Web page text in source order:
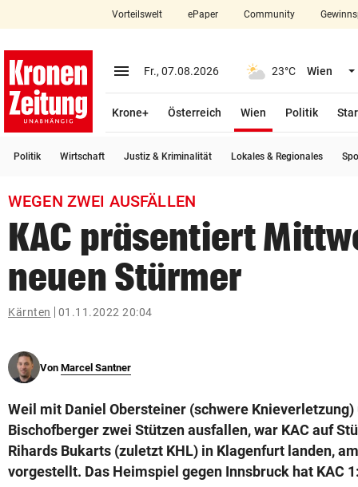
closeSchließen
account_circle Anmelden
arrow_right
bookmark
search
Suchbegriff
eingeben
© Krone Multimedia GmbH & Co KG 2026
Vorteilswelt ePaper Community
menu Menü aufklappen
Fr., 07.08.2026 23°C Wien
Krone+ Österreich Wien
Politik
Politik Wirtschaft Justiz & Kriminalität Lokales & Regionales
WEGEN ZWEI AUSFÄLLEN
KAC präsentiert
neuen Stürmer
Kärnten 01.11.2022 20:04
Von Marcel Santner
Weil mit Daniel Obersteiner (schwere Knieverletzung)
Bischofberger zwei Stützen ausfallen, war KAC auf
Rihards Bukarts (zuletzt KHL) in Klagenfurt landen,
vorgestellt. Das Heimspiel gegen Innsbruck hat KAC